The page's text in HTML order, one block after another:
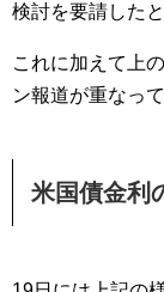
検討を要請したと
これに加えて上
ン報道が重なっ
米国債金利